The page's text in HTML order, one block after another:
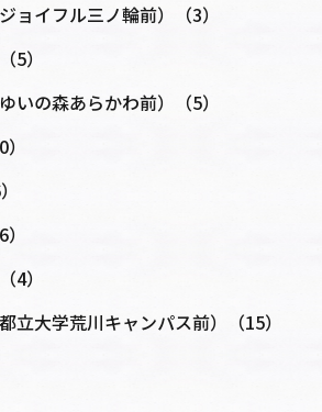
ョイフル三ノ輪前）（3）
5）
いの森あらかわ前）（5）
4）
立大学荒川キャンパス前）（15）